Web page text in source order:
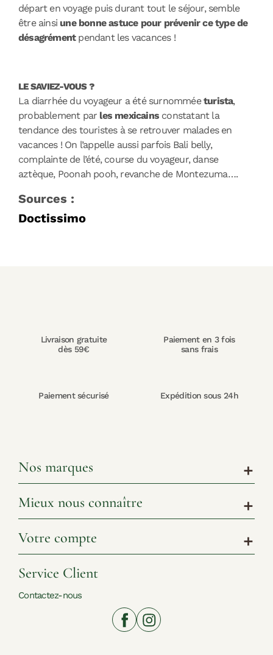
départ en voyage puis durant tout le séjour, semble
être ainsi une bonne astuce pour prévenir ce type de
désagrément pendant les vacances !
LE SAVIEZ-VOUS ?
La diarrhée du voyageur a été surnomméeturista,
probablement par les mexicains constatant la
tendance des touristes à se retrouver malades en
vacances ! On l’appelle aussi parfois Bali belly,
complainte de l’été, course du voyageur, danse
aztèque, Poonah pooh, revanche de Montezuma….
Sources :
Doctissimo
Livraison gratuite
dès 59€
Paiement en 3 fois
sans frais
Paiement sécurisé Expédition sous 24h
Nos marques add
Mieux nous connaître add
Votre compte add
Service Client
Contactez-nous